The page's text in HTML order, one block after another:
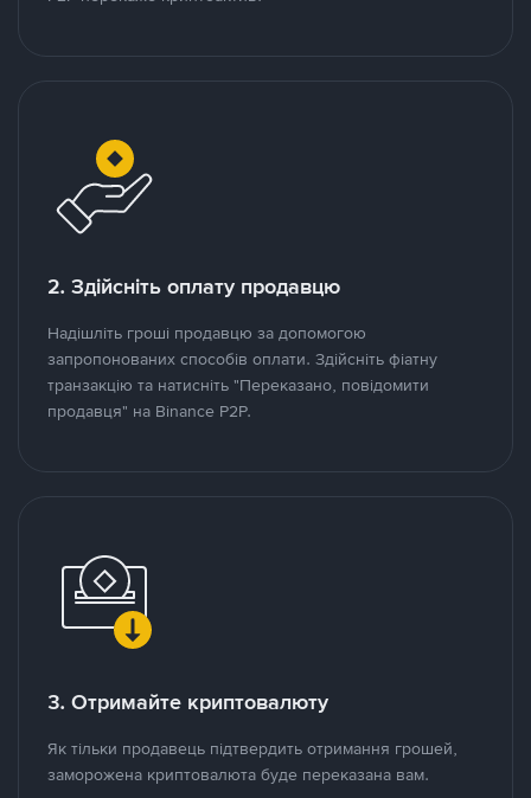
2. Здійсніть оплату продавцю
Надішліть гроші продавцю за допомогою
запропонованих способів оплати. Здійсніть фіатну
транзакцію та натисніть "Переказано, повідомити
продавця" на Binance P2P.
3. Отримайте криптовалюту
Як тільки продавець підтвердить отримання грошей,
заморожена криптовалюта буде переказана вам.